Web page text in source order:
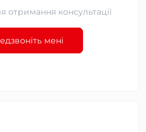
отримання консультації
мені